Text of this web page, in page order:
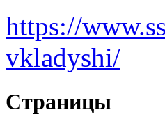
https://
vkladyshi/
Страницы